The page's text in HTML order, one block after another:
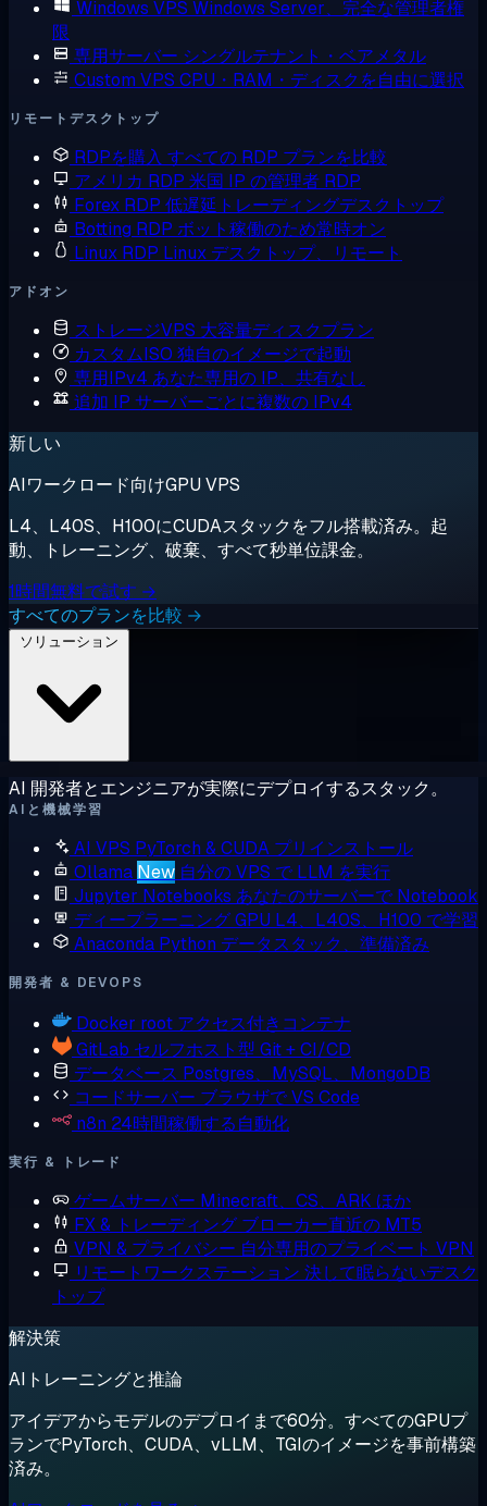
Windows VPS Windows Server、完全な管理者権
限
専用サーバー シングルテナント・ベアメタル
Custom VPS CPU・RAM・ディスクを自由に選択
リモートデスクトップ
RDPを購入 すべての RDP プランを比較
アメリカ RDP 米国 IP の管理者 RDP
Forex RDP 低遅延トレーディングデスクトップ
Botting RDP ボット稼働のため常時オン
Linux RDP Linux デスクトップ、リモート
アドオン
ストレージVPS 大容量ディスクプラン
カスタムISO 独自のイメージで起動
専用IPv4 あなた専用の IP、共有なし
追加 IP サーバーごとに複数の IPv4
新しい
AIワークロード向けGPU VPS
L4、L40S、H100にCUDAスタックをフル搭載済み。起
動、トレーニング、破棄、すべて秒単位課金。
1時間無料で試す →
すべてのプランを比較 →
AI 開発者とエンジニアが実際にデプロイするスタック。
AIと機械学習
AI VPS PyTorch & CUDA プリインストール
Ollama New 自分の VPS で LLM を実行
Jupyter Notebooks あなたのサーバーで Notebook
ディープラーニング GPU L4、L40S、H100 で学習
Anaconda Python データスタック、準備済み
開発者 & DEVOPS
Docker root アクセス付きコンテナ
GitLab セルフホスト型 Git + CI/CD
データベース Postgres、MySQL、MongoDB
コードサーバー ブラウザで VS Code
n8n 24時間稼働する自動化
実行 & トレード
ゲームサーバー Minecraft、CS、ARK ほか
FX & トレーディング ブローカー直近の MT5
VPN & プライバシー 自分専用のプライベート VPN
リモートワークステーション 決して眠らないデスク
トップ
解決策
AIトレーニングと推論
アイデアからモデルのデプロイまで60分。すべてのGPUプ
ランでPyTorch、CUDA、vLLM、TGIのイメージを事前構築
済み。